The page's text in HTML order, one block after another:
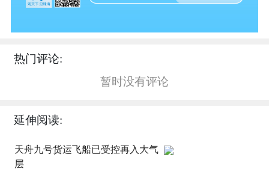
热门评论:
暂时没有评论
延伸阅读:
天舟九号货运飞船已受控再入大气
层